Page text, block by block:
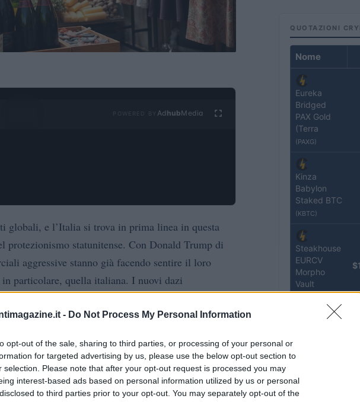
- Do Not Process My Personal Information
opt-out of the sale, sharing to third parties, or processing of your personal or
for targeted advertising by us, please use the below opt-out section to
selection. Please note that after your opt-out request is processed you may
interest-based ads based on personal information utilized by us or personal
to third parties prior to your opt-out. You may separately opt-out of the
Ad hubMedia
globali, e l’Italia si trova in prima linea in questa
protezionismo statunitense. Con Donald Trump di
aggressive stanno già facendo sentire il loro
particolare, quella italiana. I nuovi dazi
il vino agroalimentare moda
Le stime parlano di perdite tra 8 e 10 miliardi di
situazione possa influenzare la tua vita
sue conseguenze
QUOTAZIONI
Nome
Eureka
Bridged
PAX Gold
(Terra
(PAXG)
Kinza
Babylon
Staked BTC
(KBTC)
Steakhouse
EURCV
Morpho
Vault
(EPOCH)
Stride